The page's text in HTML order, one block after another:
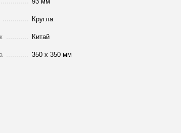
Кругла
Китай
350 х 350 мм